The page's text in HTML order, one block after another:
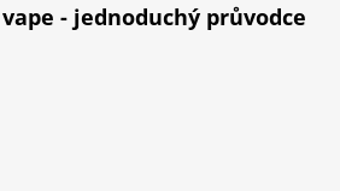
- jednoduchý průvodce